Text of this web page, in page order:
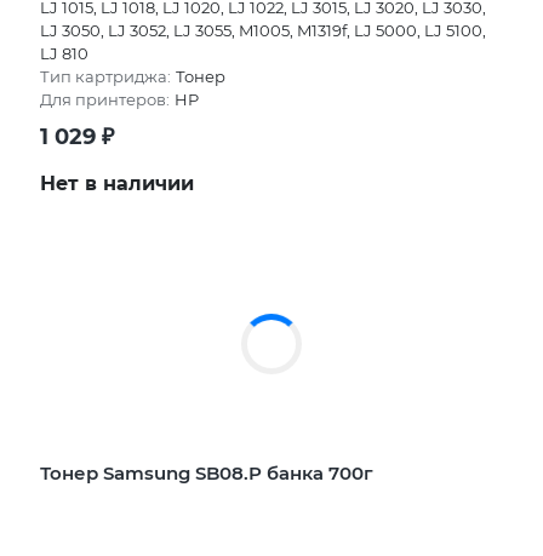
LJ 1015, LJ 1018, LJ 1020, LJ 1022, LJ 3015, LJ 3020, LJ 3030,
LJ 3050, LJ 3052, LJ 3055, M1005, M1319f, LJ 5000, LJ 5100,
LJ 810
Тип картриджа: Тонер
Для принтеров: HP
1 029 ₽
Нет в наличии
Тонер Samsung SB08.P банка 700г